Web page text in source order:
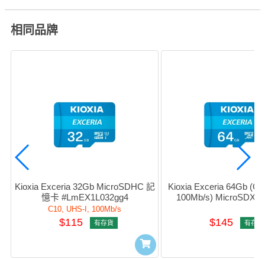
相同品牌
Kioxia Exceria 32Gb MicroSDHC 記
憶卡 #LmEX1L032gg4
C10, UHS-I, 100Mb/s
$115 有存貨
Kioxia Exceria 64Gb
100Mb/s) MicroSDXC
$145 有存貨